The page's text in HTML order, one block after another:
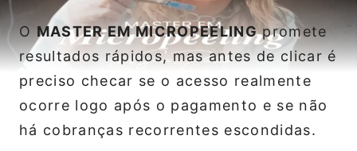
OMASTER EM MICROPEELINGpromete
resultados rápidos, mas antes de clicar é
preciso checar se o acesso realmente
ocorre logo após o pagamento e se não
há cobranças recorrentes escondidas.